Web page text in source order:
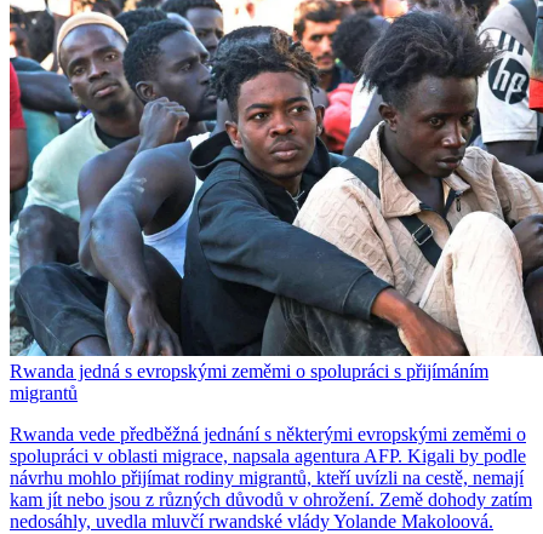
Rwanda jedná s evropskými zeměmi o spolupráci s přijímáním
migrantů
Rwanda vede předběžná jednání s některými evropskými zeměmi o
spolupráci v oblasti migrace, napsala agentura AFP. Kigali by podle
návrhu mohlo přijímat rodiny migrantů, kteří uvízli na cestě, nemají
kam jít nebo jsou z různých důvodů v ohrožení. Země dohody zatím
nedosáhly, uvedla mluvčí rwandské vlády Yolande Makoloová.